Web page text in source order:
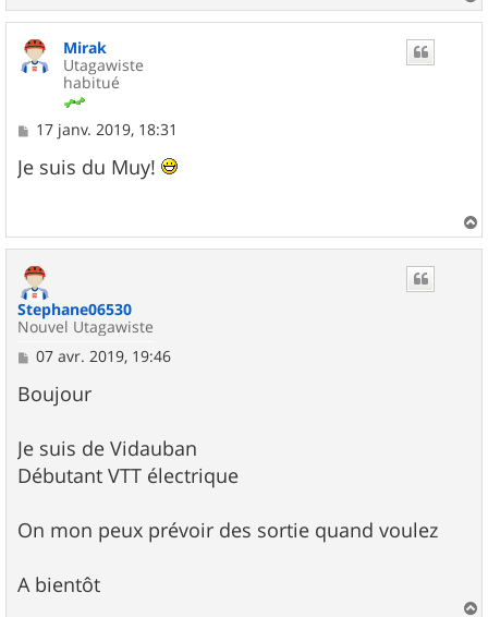
a
Mirak
Utagawiste
habitué
M
s
s
e
17 janv. 2019, 18:31
Je suis du Muy!
a
Stephane06530
Nouvel Utagawiste
M
s
s
g
e
07 avr. 2019, 19:46
Boujour
Je suis de Vidauban
Débutant VTT électrique
On mon peux prévoir des sortie quand voulez
A bientôt